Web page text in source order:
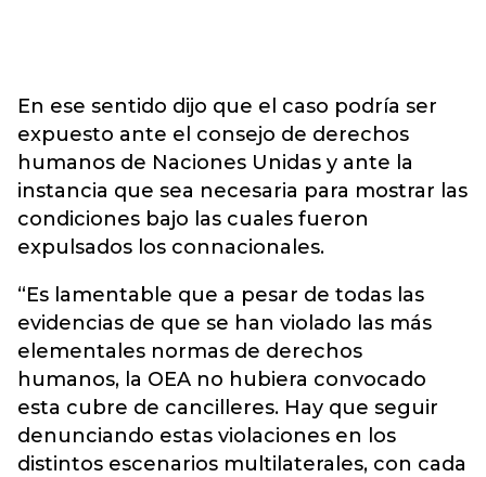
En ese sentido dijo que el caso podría ser
expuesto ante el consejo de derechos
humanos de Naciones Unidas y ante la
instancia que sea necesaria para mostrar las
condiciones bajo las cuales fueron
expulsados los connacionales.
“Es lamentable que a pesar de todas las
evidencias de que se han violado las más
elementales normas de derechos
humanos, la OEA no hubiera convocado
esta cubre de cancilleres. Hay que seguir
denunciando estas violaciones en los
distintos escenarios multilaterales, con cada